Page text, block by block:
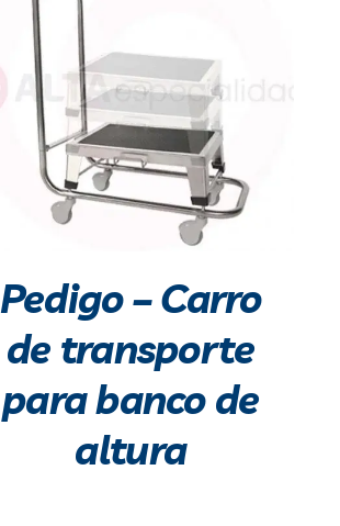
Pedigo – Carro
de transporte
para banco de
altura